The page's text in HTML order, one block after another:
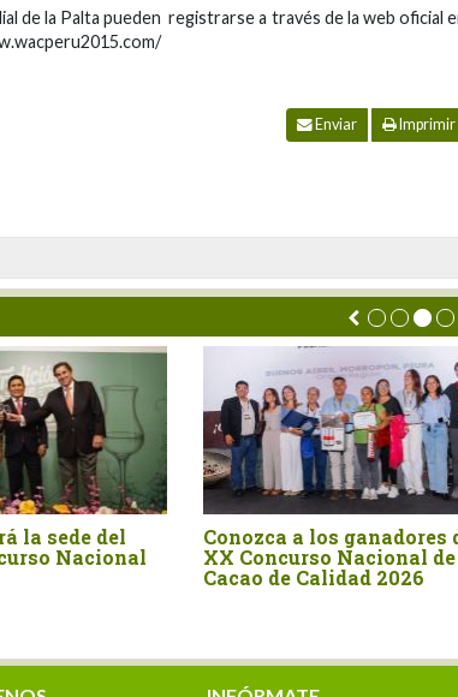
de la Palta pueden registrarse a través de la web oficial
Enviar Imprimir
a los ganadores del
Nacional de
Organizaciones
Cusco,
conquistan diez